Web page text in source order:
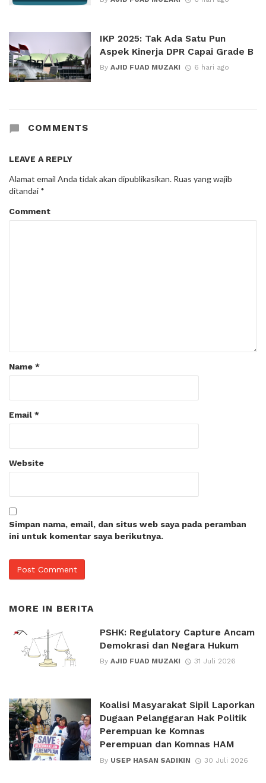
IKP 2025: Tak Ada Satu Pun
Aspek Kinerja DPR Capai Grade B
By AJID FUAD MUZAKI 6 hari ago
COMMENTS
LEAVE A REPLY
Alamat email Anda tidak akan dipublikasikan. Ruas yang wajib
ditandai *
Comment
Name *
Email *
Website
Simpan nama, email, dan situs web saya pada peramban
ini untuk komentar saya berikutnya.
MORE IN BERITA
PSHK: Regulatory Capture Ancam
Demokrasi dan Negara Hukum
By AJID FUAD MUZAKI 31 Juli 2026
Koalisi Masyarakat Sipil Laporkan
Dugaan Pelanggaran Hak Politik
Perempuan ke Komnas
Perempuan dan Komnas HAM
By USEP HASAN SADIKIN 30 Juli 2026